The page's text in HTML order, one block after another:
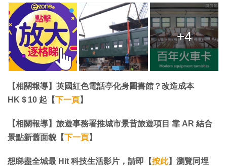
+4
【相關報導】英國紅色電話亭化身圖書館？改造成本
HK＄10 起【下一頁】
【相關報導】旅遊事務署推城市景昔旅遊項目 靠 AR 結合
景點新舊面貌【下一頁】
想睇盡全城最 Hit 科技生活影片，請即【按此】瀏覽同埋